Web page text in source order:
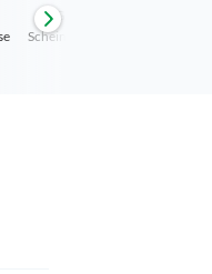
Gelbe
Scheinzypresse